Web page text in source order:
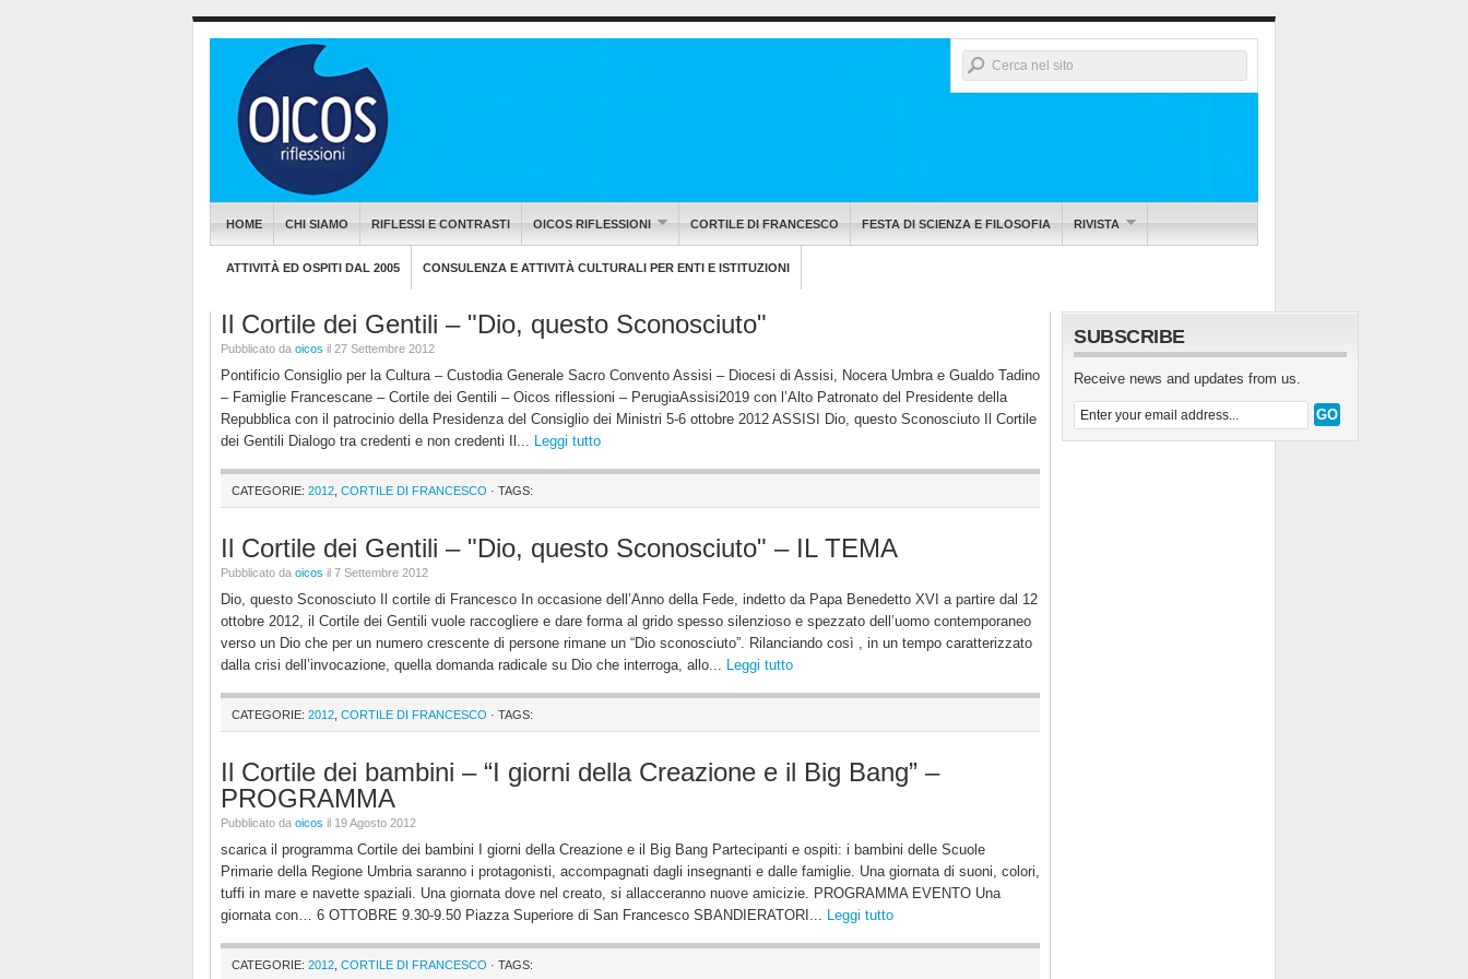
HOME CHI SIAMO RIFLESSI E CONTRASTI OICOS RIFLESSIONI CORTILE DI FRANCESCO FESTA DI SCIENZA E FILOSOFIA RIVISTA
ATTIVITÀ ED OSPITI DAL 2005 CONSULENZA E ATTIVITÀ CULTURALI PER ENTI E ISTITUZIONI
Il Cortile dei Gentili – "Dio, questo Sconosciuto"
Pubblicato da oicos il 27 Settembre 2012
Pontificio Consiglio per la Cultura – Custodia Generale Sacro Convento Assisi – Diocesi di Assisi, Nocera Umbra e Gualdo Tadino
– Famiglie Francescane – Cortile dei Gentili – Oicos riflessioni – PerugiaAssisi2019 con l’Alto Patronato del Presidente della
Repubblica con il patrocinio della Presidenza del Consiglio dei Ministri 5-6 ottobre 2012 ASSISI Dio, questo Sconosciuto Il Cortile
dei Gentili Dialogo tra credenti e non credenti Il... Leggi tutto
CATEGORIE: 2012 CORTILE DI FRANCESCO · TAGS:
Il Cortile dei Gentili – "Dio, questo Sconosciuto" – IL TEMA
Pubblicato da oicos il 7 Settembre 2012
Dio, questo Sconosciuto Il cortile di Francesco In occasione dell’Anno della Fede, indetto da Papa Benedetto XVI a partire dal 12
ottobre 2012, il Cortile dei Gentili vuole raccogliere e dare forma al grido spesso silenzioso e spezzato dell’uomo contemporaneo
verso un Dio che per un numero crescente di persone rimane un “Dio sconosciuto”. Rilanciando così , in un tempo caratterizzato
dalla crisi dell’invocazione, quella domanda radicale su Dio che interroga, allo... Leggi tutto
CATEGORIE: 2012 CORTILE DI FRANCESCO · TAGS:
Il Cortile dei bambini – “I giorni della Creazione e il Big Bang” –
PROGRAMMA
Pubblicato da oicos il 19 Agosto 2012
scarica il programma Cortile dei bambini I giorni della Creazione e il Big Bang Partecipanti e ospiti: i bambini delle Scuole
Primarie della Regione Umbria saranno i protagonisti, accompagnati dagli insegnanti e dalle famiglie. Una giornata di suoni, colori,
tuffi in mare e navette spaziali. Una giornata dove nel creato, si allacceranno nuove amicizie. PROGRAMMA EVENTO Una
giornata con… 6 OTTOBRE 9.30-9.50 Piazza Superiore di San Francesco SBANDIERATORI... Leggi tutto
CATEGORIE: 2012 CORTILE DI FRANCESCO · TAGS:
SUBSCRIBE
Receive news and updates from us.